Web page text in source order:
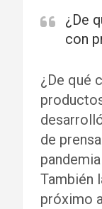
¿De
con
¿De qué
de
También
próximo